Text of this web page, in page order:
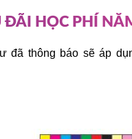
ĐÃI HỌC PHÍ
đã thông báo sẽ áp